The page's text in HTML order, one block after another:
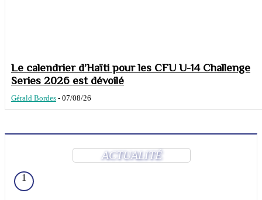
Le calendrier d’Haïti pour les CFU U-14 Challenge
Series 2026 est dévoilé
Gérald Bordes - 07/08/26
ACTUALITÉ
1